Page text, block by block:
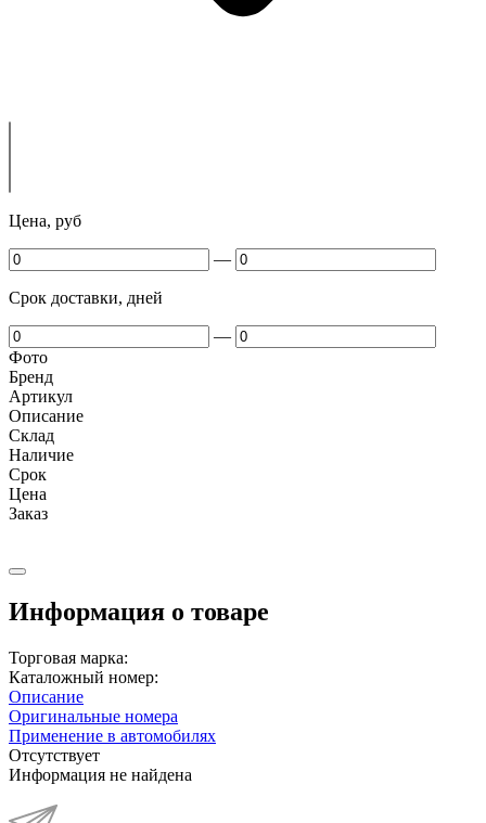
Цена, руб
—
Срок доставки, дней
—
Фото
Бренд
Артикул
Описание
Cклад
Наличие
Срок
Цена
Заказ
Информация о товаре
Торговая марка:
Каталожный номер:
Описание
Оригинальные номера
Применение в автомобилях
Отсутствует
Информация не найдена